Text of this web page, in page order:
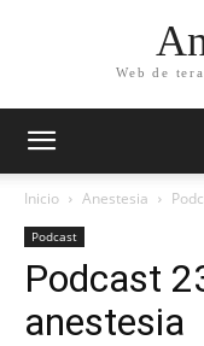
Web de
Inicio Anestesia
Podcast
Podcast
anestesia